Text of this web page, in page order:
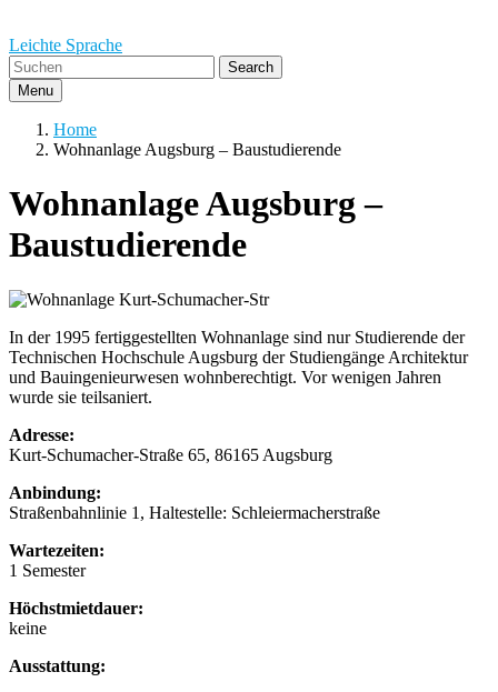
Leichte Sprache
Search
Menu
Home
Wohnanlage Augsburg – Baustudierende
Wohnanlage Augsburg –
Baustudierende
In der 1995 fertiggestellten Wohnanlage sind nur Studierende der
Technischen Hochschule Augsburg der Studiengänge Architektur
und Bauingenieurwesen wohnberechtigt. Vor wenigen Jahren
wurde sie teilsaniert.
Adresse:
Kurt-Schumacher-Straße 65, 86165 Augsburg
Anbindung:
Straßenbahnlinie 1, Haltestelle: Schleiermacherstraße
Wartezeiten:
1 Semester
Höchstmietdauer:
keine
Ausstattung: